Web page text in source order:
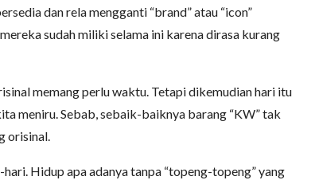
dan rela mengganti “brand” atau “icon”
sudah miliki selama ini karena dirasa kurang
memang perlu waktu. Tetapi dikemudian hari itu
meniru. Sebab, sebaik-baiknya barang “KW” tak
orisinal.
Hidup apa adanya tanpa “topeng-topeng” yang